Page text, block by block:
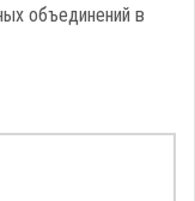
объединений в